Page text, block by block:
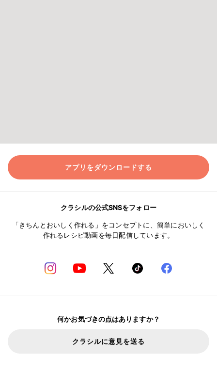
アプリをダウンロードする
クラシルの公式SNSをフォロー
「きちんとおいしく作れる」をコンセプトに、簡単においしく
作れるレシピ動画を毎日配信しています。
何かお気づきの点はありますか？
クラシルに意見を送る